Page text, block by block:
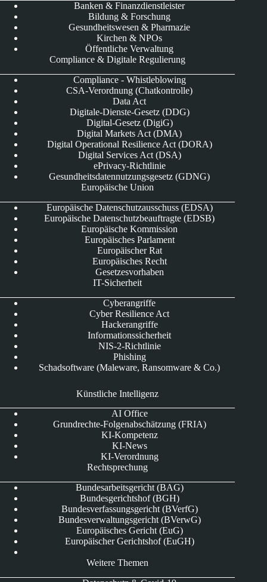
Banken & Finanzdienstleister
Bildung & Forschung
Gesundheitswesen & Pharmazie
Kirchen & NPOs
Öffentliche Verwaltung
Compliance & Digitale Regulierung
Compliance - Whistleblowing
CSA-Verordnung (Chatkontrolle)
Data Act
Digitale-Dienste-Gesetz (DDG)
Digital-Gesetz (DigiG)
Digital Markets Act (DMA)
Digital Operational Resilience Act (DORA)
Digital Services Act (DSA)
ePrivacy-Richtlinie
Gesundheitsdatennutzungsgesetz (GDNG)
Europäische Union
Europäische Datenschutzausschuss (EDSA)
Europäische Datenschutzbeauftragte (EDSB)
Europäische Kommission
Europäisches Parlament
Europäischer Rat
Europäisches Recht
Gesetzesvorhaben
IT-Sicherheit
Cyberangriffe
Cyber Resilience Act
Hackerangriffe
Informationssicherheit
NIS-2-Richtlinie
Phishing
Schadsoftware (Maleware, Ransomware & Co.)
Künstliche Intelligenz
AI Office
Grundrechte-Folgenabschätzung (FRIA)
KI-Kompetenz
KI-News
KI-Verordnung
Rechtsprechung
Bundesarbeitsgericht (BAG)
Bundesgerichtshof (BGH)
Bundesverfassungsgericht (BVerfG)
Bundesverwaltungsgericht (BVerwG)
Europäisches Gericht (EuG)
Europäischer Gerichtshof (EuGH)
Weitere Themen